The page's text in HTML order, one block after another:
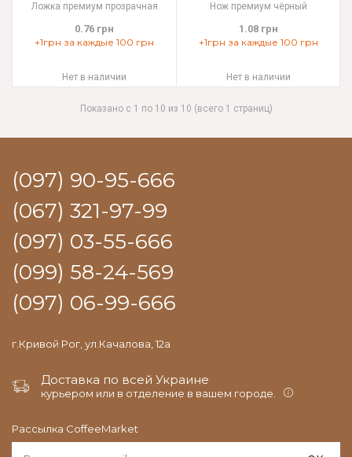
Ложка премиум прозрачная
0.76 грн
+1грн за каждые 100 грн
Нет в наличии
Нож премиум чёрный
1.08 грн
+1грн за каждые 100 грн
Нет в наличии
Показано с 1 по 10 из 10 (всего 1 страниц)
(097) 90-95-666
(067) 321-97-99
(097) 03-55-666
(099) 58-24-569
(097) 06-99-666
г.Кривой Рог, ул.Качалова, 12а
Доставка по всей Украине
курьером или в отделение в вашем городе.
Рассылка CoffeeMarket